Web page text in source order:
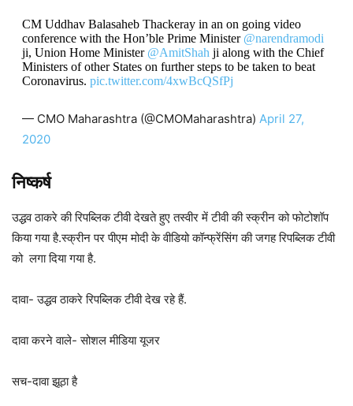
CM Uddhav Balasaheb Thackeray in an on going video
conference with the Hon’ble Prime Minister @narendramodi
ji, Union Home Minister @AmitShah ji along with the Chief
Ministers of other States on further steps to be taken to beat
Coronavirus. pic.twitter.com/4xwBcQSfPj
— CMO Maharashtra (@CMOMaharashtra) April 27,
2020
निष्कर्ष
उद्धव ठाकरे की रिपब्लिक टीवी देखते हुए तस्वीर में टीवी की स्क्रीन को फोटोशॉप
किया गया है.स्क्रीन पर पीएम मोदी के वीडियो कॉन्फ्रेंसिंग की जगह रिपब्लिक टीवी
को लगा दिया गया है.
दावा- उद्धव ठाकरे रिपब्लिक टीवी देख रहे हैं.
दावा करने वाले- सोशल मीडिया यूजर
सच-दावा झूठा है